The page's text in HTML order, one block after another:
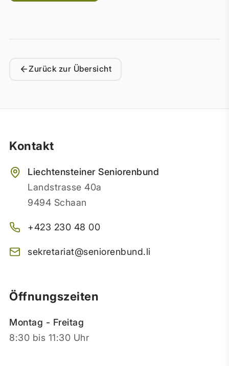
Zurück zur Übersicht
Kontakt
Liechtensteiner Seniorenbund
Landstrasse 40a
9494 Schaan
+423 230 48 00
sekretariat@seniorenbund.li
Öffnungszeiten
Montag - Freitag
8:30 bis 11:30 Uhr